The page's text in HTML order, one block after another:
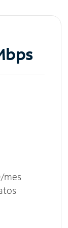
mes